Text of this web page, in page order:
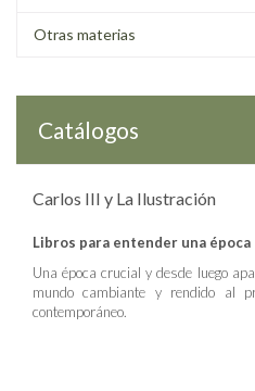
Otras materias
Catálogos
Carlos III y La Ilustración
Libros para entender una época
Una época crucial y desde luego
mundo cambiante y rendido al
contemporáneo.